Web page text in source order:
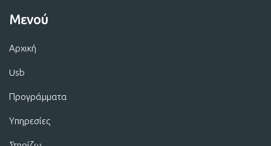
Μενού
Αρχική
Usb
Προγράμματα
Υπηρεσίες